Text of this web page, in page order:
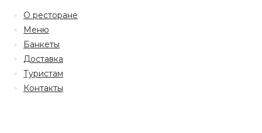
О ресторане
Меню
Банкеты
Доставка
Туристам
Контакты